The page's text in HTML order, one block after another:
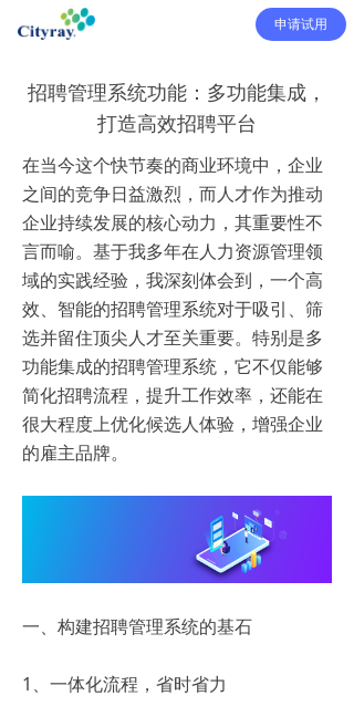
申请试用
招聘管理系统功能：多功能集成，
打造高效招聘平台
在当今这个快节奏的商业环境中，企业
之间的竞争日益激烈，而人才作为推动
企业持续发展的核心动力，其重要性不
言而喻。基于我多年在人力资源管理领
域的实践经验，我深刻体会到，一个高
效、智能的招聘管理系统对于吸引、筛
选并留住顶尖人才至关重要。特别是多
功能集成的招聘管理系统，它不仅能够
简化招聘流程，提升工作效率，还能在
很大程度上优化候选人体验，增强企业
的雇主品牌。
一、构建招聘管理系统的基石
1、一体化流程，省时省力